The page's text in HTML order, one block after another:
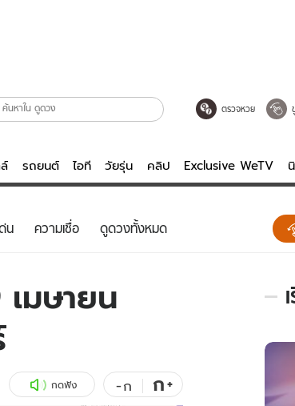
ตรวจหวย
รถยนต์ ไอที วัยรุ่น คลิป Exclusive WeTV
ฟ์สไตล์
น
ยนต์
ภาพ
ดูทีวี
น ความเชื่อ ดูดวงทั้งหมด
มษายน
กดฟัง -ก ก+
เรื่อง
ใน
รอบ
ของ